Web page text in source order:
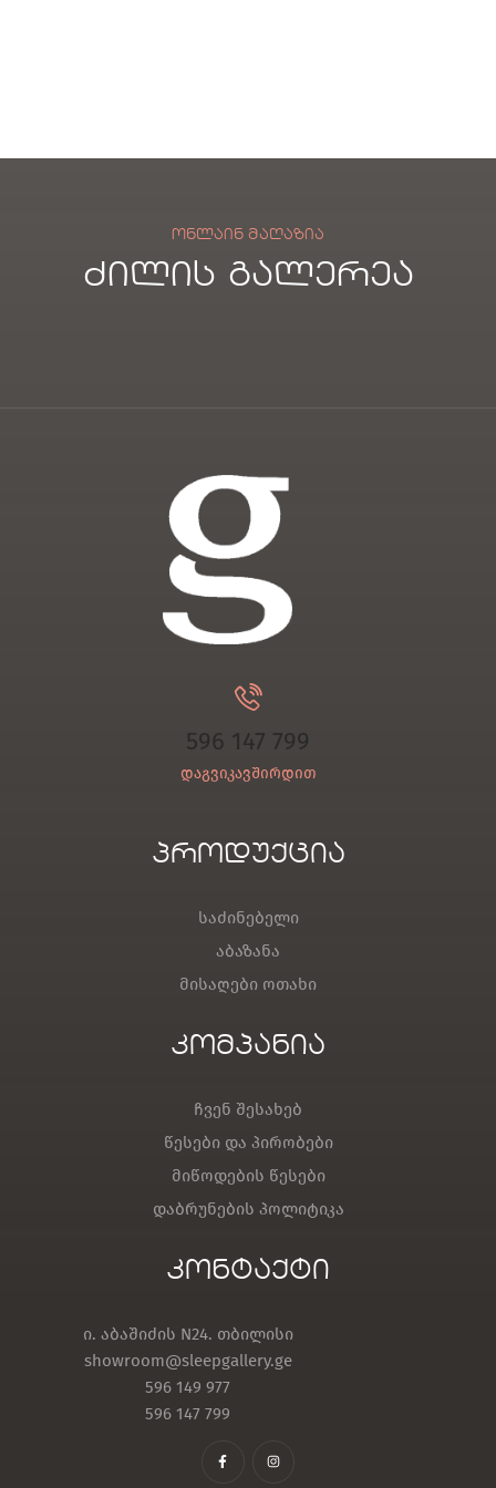
ძილის გალერეა
ᲝᲜᲚᲐᲘᲜ ᲛᲐᲦᲐᲖᲘᲐ
596 147 799
დაგვიკავშირდით
პროდუქცია
საძინებელი
აბაზანა
მისაღები ოთახი
კომპანია
ჩვენ შესახებ
წესები და პირობები
მიწოდების წესები
დაბრუნების პოლიტიკა
კონტაქტი
ი. აბაშიძის N24. თბილისი
showroom@sleepgallery.ge
596 149 977
596 147 799